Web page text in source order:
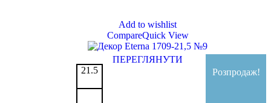
Add to wishlist
CompareQuick View
Розпродаж!
ПЕРЕГЛЯНУТИ
21.5